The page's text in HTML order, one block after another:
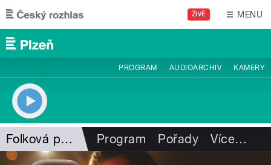
Přejít k hlavnímu obsahu
ŽIVĚ MENU
PROGRAM AUDIOARCHIV KAMERY
Folková pohlazení Program Pořady Více…